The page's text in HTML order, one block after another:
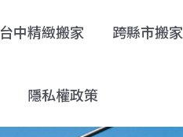
台中精緻搬家 跨縣市搬家
隱私權政策